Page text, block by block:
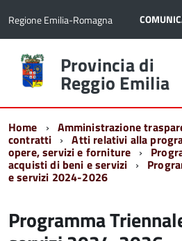
Regione Emilia-Romagna
Torna
alla
home
Provincia di
Reggio Emilia
Home Amministrazione
contratti Atti relativi alla
opere, servizi e forniture
acquisti di beni e servizi
e servizi 2024-2026
Programma